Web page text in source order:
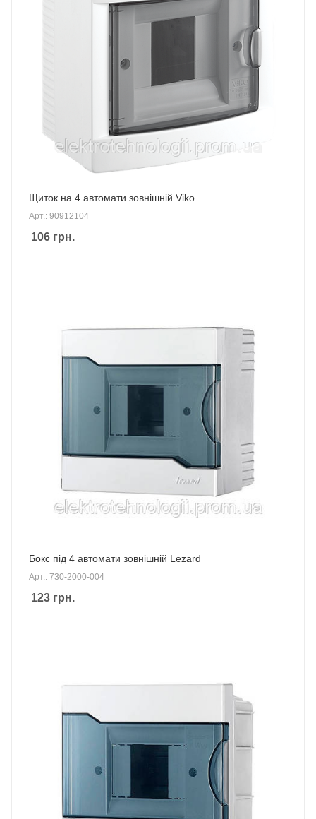
Щиток на 4 автомати зовнішній Viko
Арт.: 90912104
106 грн.
Бокс під 4 автомати зовнішній Lezard
Арт.: 730-2000-004
123 грн.